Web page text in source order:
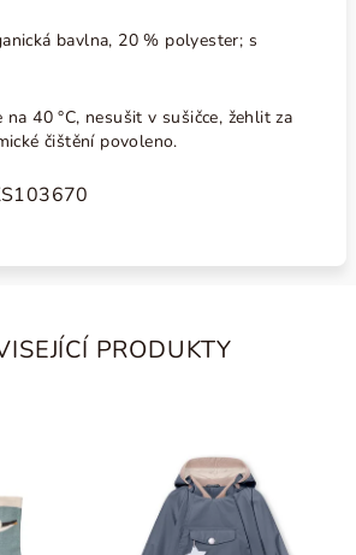
bavlna, 20 % polyester; s
na 40 °C, nesušit v sušičce, žehlit za
čištění povoleno.
PRODUKTY